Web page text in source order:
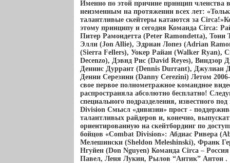
Именно по этой причине принцип членства
неизменным на протяжении всех лет:
талантливые скейтеры катаются за
этому принципу и сегодня Команда Circa:
Питер Рамондетта (Peter Ramondetta), Тони
Элли (Jon Allie), Эдриан Лопез (Adrian
(Sierra Fellers), Уокер Райан (Walker Ryan),
Decenzo), Дэвид Рис (David Reyes), Виндзор
Деннис Дуррант (Dennis Durrant), Джулиан
Денни Серезини (Danny Cerezini) Летом
свое первое полнометражное командное
распространяла абсолютно бесплатно!
специального подразделения, известного
Division Смысл «дивизии» прост -
талантливых райдеров и, конечно,
ориентированную на скейтбординг по
бойцов «Combat Division»: Абдиас Ривера
Мелешински (Sheldon Meleshinski), Франк
Нгуйен (Don Nguyen) Команда Circa –
Павел, Леня Лукин, Рылов “Антик” Антон .